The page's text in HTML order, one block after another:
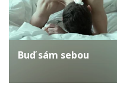
Buď sám sebou